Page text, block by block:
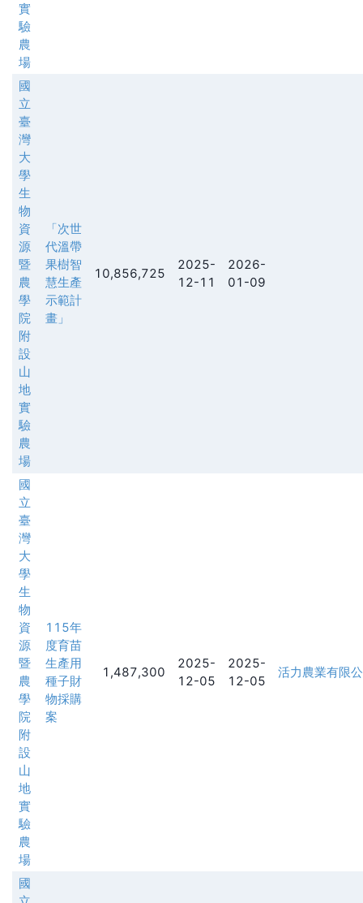
實
驗
農
場
國
立
臺
灣
大
學
生
物
資
源
暨
農
學
院
附
設
山
地
實
驗
農
場
「次世
代溫帶
果樹智
慧生產
示範計
畫」
10,856,725
2025-
12-11
2026-
01-09
國
立
臺
灣
大
學
生
物
資
源
暨
農
學
院
附
設
山
地
實
驗
農
場
115年
度育苗
生產用
種子財
物採購
案
1,487,300
2025-
12-05
2025-
12-05
活力農業有限
國